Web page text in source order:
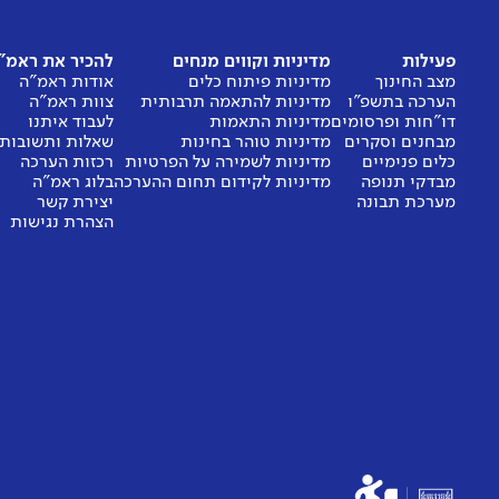
פעילות
מצב החינוך
הערכה בתשפ"ו
דו"חות ופרסומים
מבחנים וסקרים
כלים פנימיים
מבדקי תנופה
מערכת תבונה
מדיניות וקווים מנחים
מדיניות פיתוח כלים
מדיניות להתאמה תרבותית
מדיניות התאמות
מדיניות טוהר בחינות
מדיניות לשמירה על הפרטיות
מדיניות לקידום תחום ההערכה
להכיר את
אודות ראמ"ה
צוות ראמ"ה
לעבוד איתנו
שאלות
רכזות הערכה
בלוג ראמ"ה
יצירת קשר
הצהרת נגישות